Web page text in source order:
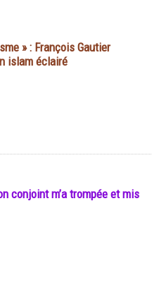
» : François Gautier
islam éclairé
conjoint m’a trompée et mis